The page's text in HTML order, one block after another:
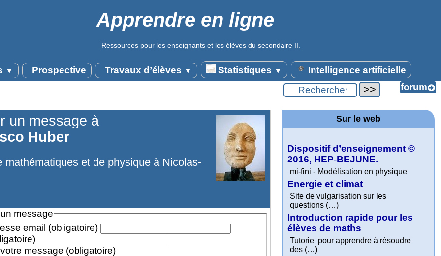
Apprendre en ligne
Ressources pour les enseignants et les élèves du secondaire II.
▼ Prospective Travaux d’élèves ▼ Statistiques ▼ Intelligence artificielle
un message à
Huber
mathématiques et de physique à Nicolas-
message
email (obligatoire)
message (obligatoire)
Sur le web
Dispositif d’enseignement ©
2016, HEP-BEJUNE.
mi-fini - Modélisation en physique
Energie et climat
Site de vulgarisation sur les
questions (…)
Introduction rapide pour les
élèves de maths
Tutoriel pour apprendre à résoudre
des (…)